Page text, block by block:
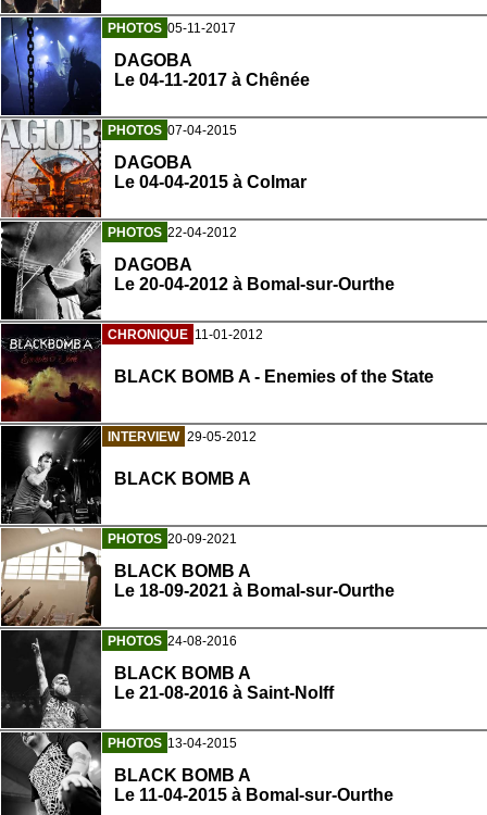
PHOTOS 05-11-2017
DAGOBA
Le 04-11-2017 à Chênée
PHOTOS 07-04-2015
DAGOBA
Le 04-04-2015 à Colmar
PHOTOS 22-04-2012
DAGOBA
Le 20-04-2012 à Bomal-sur-Ourthe
CHRONIQUE 11-01-2012
BLACK BOMB A - Enemies of the State
INTERVIEW 29-05-2012
BLACK BOMB A
PHOTOS 20-09-2021
BLACK BOMB A
Le 18-09-2021 à Bomal-sur-Ourthe
PHOTOS 24-08-2016
BLACK BOMB A
Le 21-08-2016 à Saint-Nolff
PHOTOS 13-04-2015
BLACK BOMB A
Le 11-04-2015 à Bomal-sur-Ourthe